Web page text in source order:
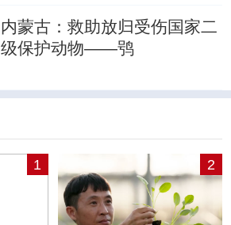
内蒙古：救助放归受伤国家二
级保护动物——鸮
1 2